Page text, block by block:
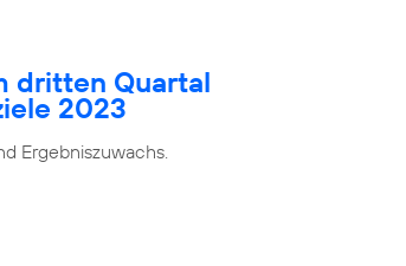
dritten Quartal
2023
Ergebniszuwachs.